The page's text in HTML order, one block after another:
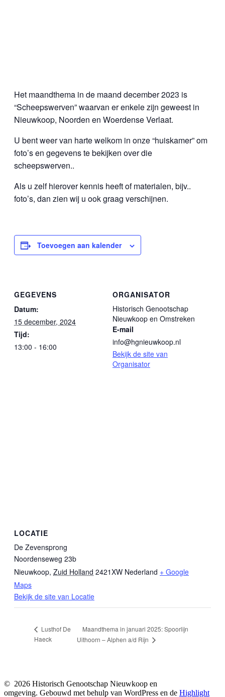
Het maandthema in de maand december 2023 is
“Scheepswerven” waarvan er enkele zijn geweest in
Nieuwkoop, Noorden en Woerdense Verlaat.
U bent weer van harte welkom in onze “huiskamer” om
foto’s en gegevens te bekijken over die
scheepswerven..
Als u zelf hierover kennis heeft of materialen, bijv..
foto’s, dan zien wij u ook graag verschijnen.
Toevoegen aan kalender
GEGEVENS
Datum:
15 december, 2024
Tijd:
13:00 - 16:00
ORGANISATOR
Historisch Genootschap
Nieuwkoop en Omstreken
E-mail
info@hgnieuwkoop.nl
Bekijk de site van
Organisator
LOCATIE
De Zevensprong
Noordenseweg 23b
Nieuwkoop, Zuid Holland 2421XW Nederland + Google
Maps
Bekijk de site van Locatie
Lusthof De
Haeck
Maandthema in januari 2025: Spoorlijn
Uithoorn – Alphen a/d Rijn
© 2026 Historisch Genootschap Nieuwkoop en
omgeving. Gebouwd met behulp van WordPress en de Highlight